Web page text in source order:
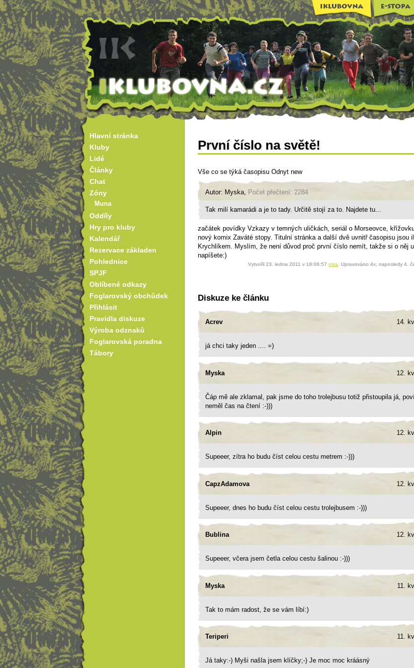
První číslo na světě!
Vše co se týká časopisu Odnyt new
Autor: Myska, Počet přečtení: 2284
Tak milí kamarádi a je to tady. Určitě stojí za to. Najdete tu...
začátek povídky Vzkazy v temných uličkách, seriál o Morseovce,
nový komix Zaváté stopy. Titulní stránka a další dvě uvnitř časopisu jsou
Krychlíkem. Myslím, že není důvod proč první číslo nemít, takže si o něj
napíšete:)
Vytvořil 23. ledna 2011 v 18:06:57 mira . Upravováno 4x, naposledy 4.
Diskuze ke článku
14.
Acrev
já chci taky jeden .... =)
12.
Myska
Čáp mě ale zklamal, pak jsme do toho trolejbusu totiž přistoupila já,
neměl čas na čtení :-)))
12.
Alpin
Supeeer, zítra ho budu číst celou cestu metrem :-)))
12.
CapzAdamova
Supeeer, dnes ho budu číst celou cestu trolejbusem :-)))
12.
Bublina
Supeeer, včera jsem četla celou cestu šalinou :-)))
11.
Myska
Tak to mám radost, že se vám líbí:)
11.
Teriperi
Já taky:-) Myši našla jsem klíčky;-) Je moc moc kráásný
Hlavní stránka
Kluby
Lidé
Články
Chat
Zóny
Muna
Oddíly
Hry pro kluby
Kalendář
Rezervace základen
Pohlednice
SPJF
Oblíbené odkazy
Foglarovský obchůdek
Přihlásit
Pravidla diskuze
Výroba odznaků
Foglarovská poradna
Tábory